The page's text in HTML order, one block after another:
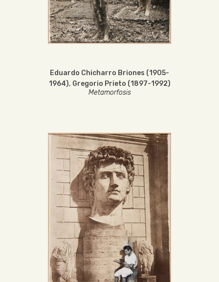
Eduardo Chicharro Briones (1905-
1964), Gregorio Prieto (1897-1992)
Metamorfosis